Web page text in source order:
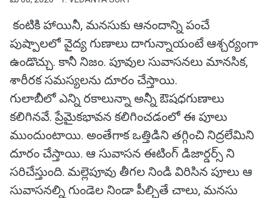
కంటికి హాయినీ, మనసుకు ఆనందాన్ని పంచే
పుష్పాలలో వైద్య గుణాలు దాగున్నాయంటే ఆశ్చర్యంగా
ఉండొచ్చు. కానీ నిజం. పూవుల సువాసనలు మానసిక,
శారీరక సమస్యలను దూరం చేస్తాయి.
గులాబీలో ఎన్ని రకాలున్నా అన్నీ ఔషధగుణాలు
కలిగినవే. ప్రేమైకభావన కలిగించడంలో ఈ పూలు
ముందుంటాయి. అంతేగాక ఒత్తిడిని తగ్గించి నిద్రలేమిని
దూరం చేస్తాయి. ఆ సువాసన ఈటింగ్ డిజార్డర్స్‌ ని
సరిచేస్తుంది. మల్లెపూవు తీగల నిండి విరిసిన పూలు ఆ
సువాసనల్ని గుండెల నిండా పీల్చితే చాలు, మనసు